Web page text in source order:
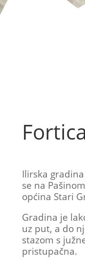
Ilirska
se na
općina Stari
Gradina je
uz put, a do
stazom s
pristupačna.